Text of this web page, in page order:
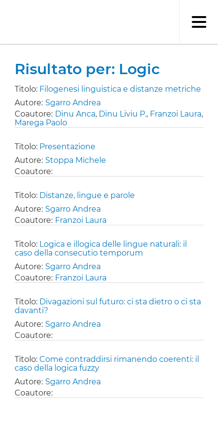
Risultato per: Logic
Titolo: Filogenesi linguistica e distanze metriche
Autore: Sgarro Andrea
Coautore: Dinu Anca, Dinu Liviu P., Franzoi Laura,
Marega Paolo
Titolo: Presentazione
Autore: Stoppa Michele
Coautore:
Titolo: Distanze, lingue e parole
Autore: Sgarro Andrea
Coautore: Franzoi Laura
Titolo: Logica e illogica delle lingue naturali: il
caso della consecutio temporum
Autore: Sgarro Andrea
Coautore: Franzoi Laura
Titolo: Divagazioni sul futuro: ci sta dietro o ci sta
davanti?
Autore: Sgarro Andrea
Coautore:
Titolo: Come contraddirsi rimanendo coerenti: il
caso della logica fuzzy
Autore: Sgarro Andrea
Coautore: